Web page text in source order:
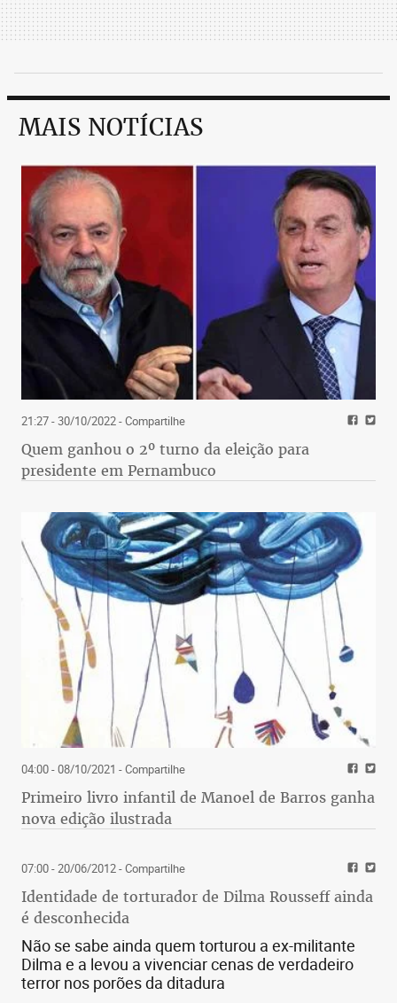
MAIS NOTÍCIAS
21:27 - 30/10/2022- Compartilhe
Quem ganhou o 2º turno da eleição para
presidente em Pernambuco
04:00 - 08/10/2021 - Compartilhe
Primeiro livro infantil de Manoel de Barros ganha
nova edição ilustrada
07:00 - 20/06/2012- Compartilhe
Identidade de torturador de Dilma Rousseff ainda
é desconhecida
Não se sabe ainda quem torturou a ex-militante
Dilma e a levou a vivenciar cenas de verdadeiro
terror nos porões da ditadura